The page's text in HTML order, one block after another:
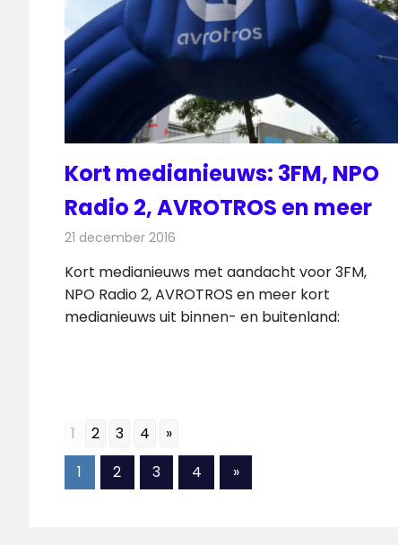
Kort medianieuws: 3FM, NPO
Radio 2, AVROTROS en meer
21 december 2016
Kort medianieuws met aandacht voor 3FM,
NPO Radio 2, AVROTROS en meer kort
medianieuws uit binnen- en buitenland:
1 2 3 4 »
Berichten
1 2 3 4
Volgende
berichten
»